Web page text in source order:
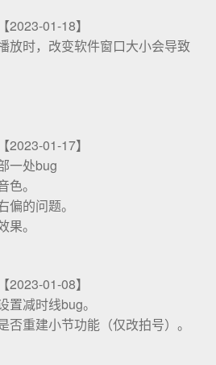
01-18】
放时，改变软件窗口大小会导致
01-17】
一处bug
。
的问题。
。
01-08】
置减时线bug。
重建小节功能（仅改拍号）。